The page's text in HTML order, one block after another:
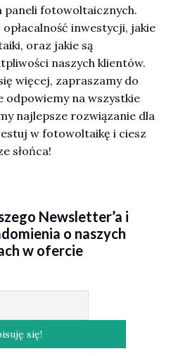
paneli fotowoltaicznych.
inwestycji, jakie
oraz jakie są
naszych klientów.
więcej, zapraszamy do
odpowiemy na wszystkie
najlepsze rozwiązanie dla
w fotowoltaikę i ciesz
słońca!
Newsletter’a i
o naszych
w ofercie